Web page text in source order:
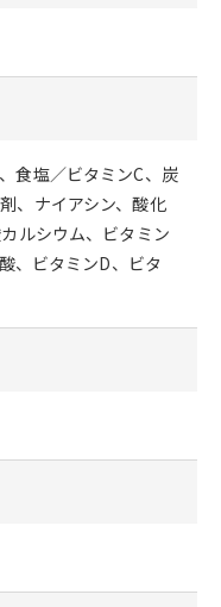
食塩／ビタミンC、炭
、ナイアシン、酸化
ルシウム、ビタミン
、ビタミンD、ビタ